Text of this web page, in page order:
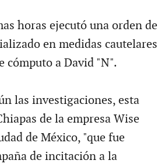
horas ejecutó una orden de
en medidas cautelares
cómputo a David "N".
las investigaciones, esta
de la empresa Wise
de México, "que fue
de incitación a la